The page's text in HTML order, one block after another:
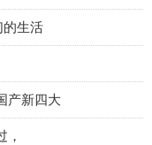
的生活
产新四大
，